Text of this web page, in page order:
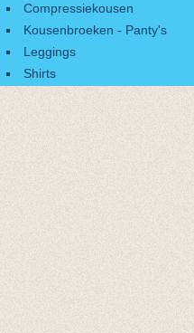
Compressiekousen
Kousenbroeken - Panty's
Leggings
Shirts